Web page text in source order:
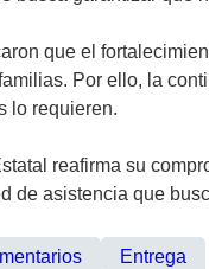
que el
Por ello, la
lo requieren.
reafirma su
de asistencia que
Entrega